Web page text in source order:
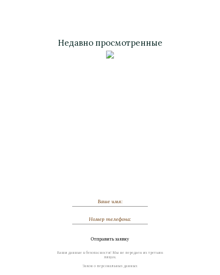
Недавно просмотренные
Отправить заявку
Ваши данные в безопасности! Мы не передаем их третьим
лицам.
Закон о персональных данных